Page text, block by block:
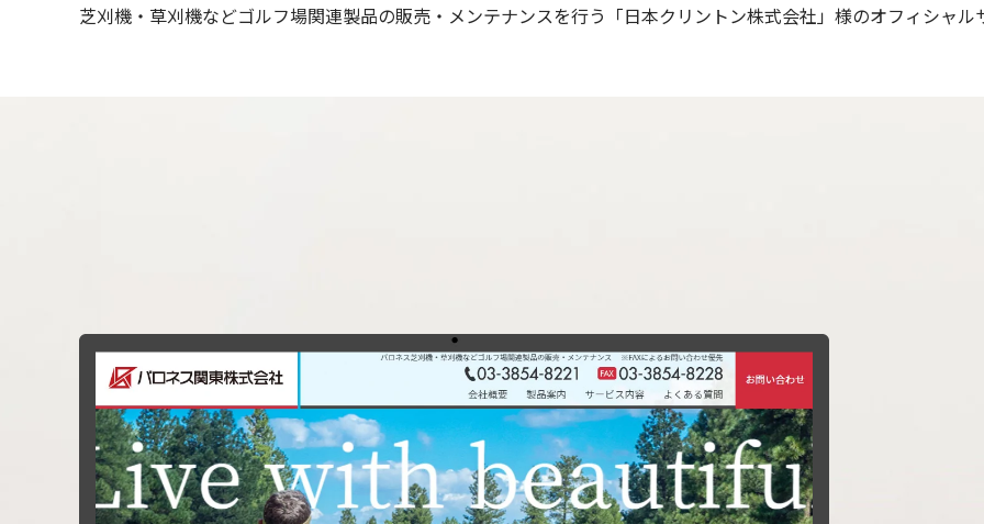
芝刈機・草刈機などゴルフ場関連製品の販売・メンテナンスを行う「日本クリントン株式会社」様のオフィシャ